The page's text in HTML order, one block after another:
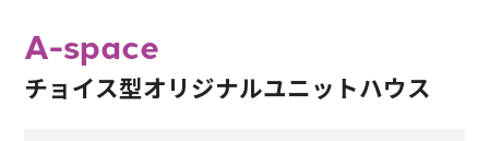
A-space
チョイス型オリジナルユニットハウス